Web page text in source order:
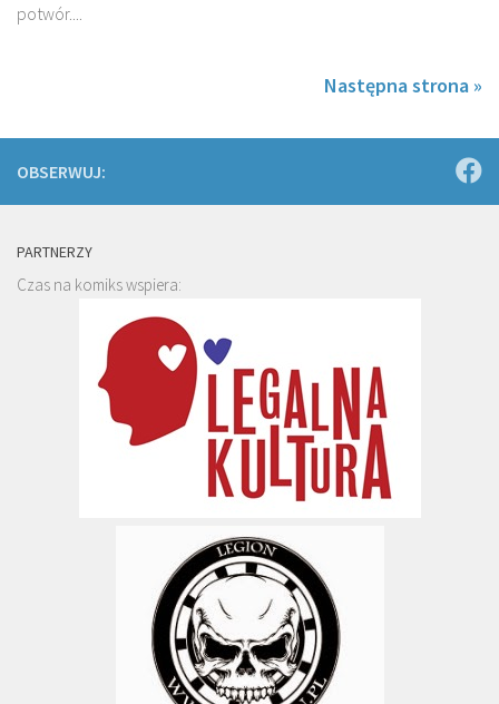
potwór....
Następna strona »
OBSERWUJ:
PARTNERZY
Czas na komiks wspiera: